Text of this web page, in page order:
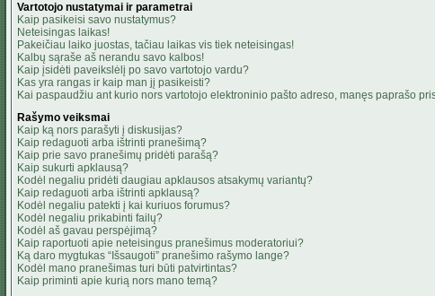
Vartotojo nustatymai ir parametrai
Kaip pasikeisi savo nustatymus?
Neteisingas laikas!
Pakeičiau laiko juostas, tačiau laikas vis tiek neteisingas!
Kalbų sąraše aš nerandu savo kalbos!
Kaip įsidėti paveikslėlį po savo vartotojo vardu?
Kas yra rangas ir kaip man jį pasikeisti?
Kai paspaudžiu ant kurio nors vartotojo elektroninio pašto adreso, manęs paprašo
Rašymo veiksmai
Kaip ką nors parašyti į diskusijas?
Kaip redaguoti arba ištrinti pranešimą?
Kaip prie savo pranešimų pridėti parašą?
Kaip sukurti apklausą?
Kodėl negaliu pridėti daugiau apklausos atsakymų variantų?
Kaip redaguoti arba ištrinti apklausą?
Kodėl negaliu patekti į kai kuriuos forumus?
Kodėl negaliu prikabinti failų?
Kodėl aš gavau perspėjimą?
Kaip raportuoti apie neteisingus pranešimus moderatoriui?
Ką daro mygtukas “Išsaugoti” pranešimo rašymo lange?
Kodėl mano pranešimas turi būti patvirtintas?
Kaip priminti apie kurią nors mano temą?